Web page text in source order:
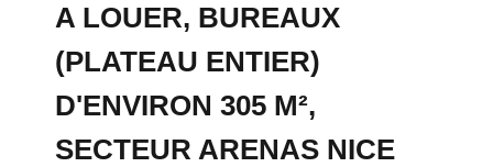
A LOUER, BUREAUX
(PLATEAU ENTIER)
D'ENVIRON 305 M²,
SECTEUR ARENAS NICE